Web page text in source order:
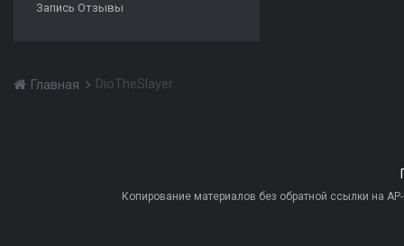
Запись Отзывы
Главная DioTheSlayer
Копирование материалов без обратной ссылки на